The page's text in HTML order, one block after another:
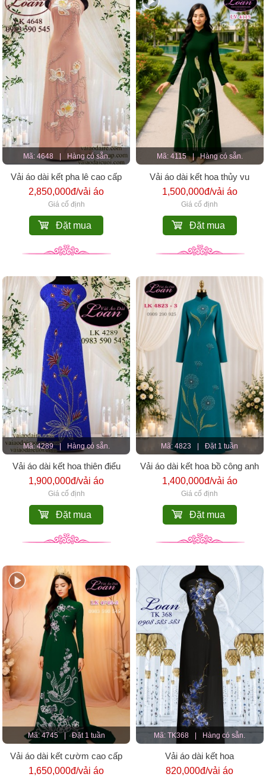
Mã: 4648 Hàng có sẵn.
Vải áo dài kết pha lê cao cấp
2,850,000đ/vải áo
Giá cố định
Đặt mua
Mã: 4115 | Hàng có sẵn.
Vải áo dài kết hoa thủy vu
1,500,000đ/vải áo
Giá cố định
Đặt mua
Mã: 4289 | Hàng có sẵn.
Vải áo dài kết hoa thiên điểu
1,900,000đ/vải áo
Giá cố định
Đặt mua
Mã: 4823 | Đặt 1 tuần
Vải áo dài kết hoa bồ công anh
1,400,000đ/vải áo
Giá cố định
Đặt mua
Mã: 4745 Đặt 1 tuần
Vải áo dài kết cườm cao cấp
1,650,000đ/vải áo
Mã: TK368 Hàng có sẵn.
Vải áo dài kết hoa
820,000đ/vải áo